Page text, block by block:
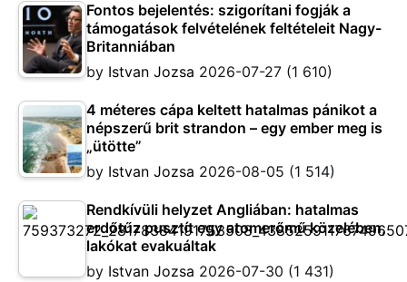
Fontos bejelentés: szigorítani fogják a
támogatások felvételének feltételeit Nagy-
Britanniában
by Istvan Jozsa 2026-07-27 (1 610)
4 méteres cápa keltett hatalmas pánikot a
népszerű brit strandon – egy ember meg is
„ütötte”
by Istvan Jozsa 2026-08-05 (1 514)
Rendkívüli helyzet Angliában: hatalmas
erdőtűz pusztít egy atomerőmű közelében,
lakókat evakuáltak
by Istvan Jozsa 2026-07-30 (1 431)